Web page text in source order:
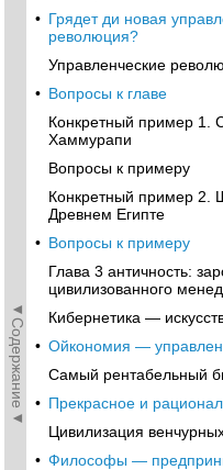
◄Содержание◄
• Грядет ди новая
революция?
Управленческие
• Вопросы к главе
Конкретный пример 1.
Хаммурапи
Вопросы к примеру
Конкретный пример 2.
Древнем Египте
• Вопросы к примеру
Глава 3 античность:
цивилизованного
Кибернетика —
• Ойкономия —
Самый рентабельный
• Прекрасное и
Цивилизация
• Философы —